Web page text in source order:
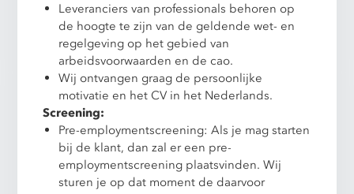
Leveranciers van professionals behoren op
de hoogte te zijn van de geldende wet- en
regelgeving op het gebied van
arbeidsvoorwaarden en de cao.
Wij ontvangen graag de persoonlijke
motivatie en het CV in het Nederlands.
Screening:
Pre-employmentscreening: Als je mag starten
bij de klant, dan zal er een pre-
employmentscreening plaatsvinden. Wij
sturen je op dat moment de daarvoor